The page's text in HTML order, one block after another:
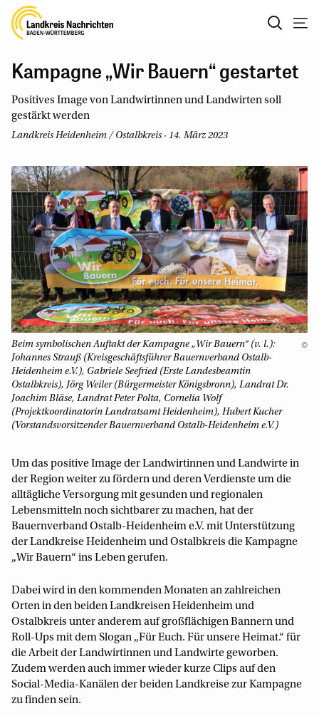
Kampagne „Wir Bauern“ gestartet
Positives Image von Landwirtinnen und Landwirten soll
gestärkt werden
Landkreis Heidenheim / Ostalbkreis · 14. März 2023
Beim symbolischen Auftakt der Kampagne „Wir Bauern“ (v. l.):
Johannes Strauß (Kreisgeschäftsführer Bauernverband Ostalb-
Heidenheim e.V.), Gabriele Seefried (Erste Landesbeamtin
Ostalbkreis), Jörg Weiler (Bürgermeister Königsbronn), Landrat Dr.
Joachim Bläse, Landrat Peter Polta, Cornelia Wolf
(Projektkoordinatorin Landratsamt Heidenheim), Hubert Kucher
(Vorstandsvorsitzender Bauernverband Ostalb-Heidenheim e.V.)
©
Um das positive Image der Landwirtinnen und Landwirte in
der Region weiter zu fördern und deren Verdienste um die
alltägliche Versorgung mit gesunden und regionalen
Lebensmitteln noch sichtbarer zu machen, hat der
Bauernverband Ostalb-Heidenheim e.V. mit Unterstützung
der Landkreise Heidenheim und Ostalbkreis die Kampagne
„Wir Bauern“ ins Leben gerufen.
Dabei wird in den kommenden Monaten an zahlreichen
Orten in den beiden Landkreisen Heidenheim und
Ostalbkreis unter anderem auf großflächigen Bannern und
Roll-Ups mit dem Slogan „Für Euch. Für unsere Heimat.“ für
die Arbeit der Landwirtinnen und Landwirte geworben.
Zudem werden auch immer wieder kurze Clips auf den
Social-Media-Kanälen der beiden Landkreise zur Kampagne
zu finden sein.